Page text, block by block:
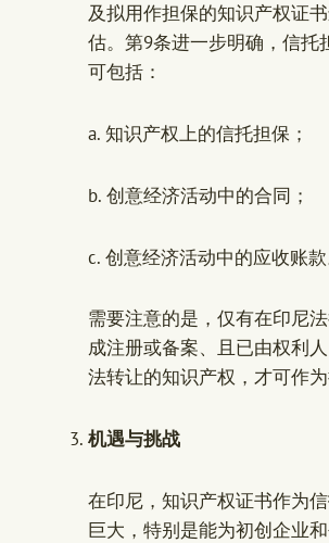
及拟用作担保的知识产权证
估。第9条进一步明确，信托
可包括：
a. 知识产权上的信托担保；
b. 创意经济活动中的合同；
c. 创意经济活动中的应收账款
需要注意的是，仅有在印尼
成注册或备案、且已由权利
法转让的知识产权，才可作为
机遇与挑战
在印尼，知识产权证书作为
巨大，特别是能为初创企业